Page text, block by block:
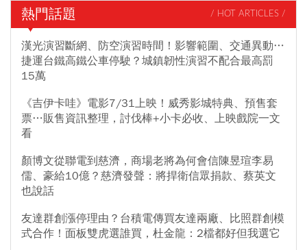
熱門話題 / HOT ARTICLES /
漢光演習斷網、防空演習時間！影響範圍、交通異動…
捷運台鐵高鐵公車停駛？城鎮韌性演習不配合最高罰
15萬
《吉伊卡哇》電影7/31上映！威秀影城特典、預售套
票…販售資訊整理，討伐棒+小卡必收、上映戲院一文
看
顏博文從聯電到慈濟，商場老將為何會信陳昱瑄李易
儒、豪給10億？慈濟發聲：將捍衛信眾捐款、蔡英文
也說話
友達群創漲停理由？台積電傳買友達兩廠、比照群創模
式合作！面板雙虎選誰買，杜金龍：2檔都好但我選它